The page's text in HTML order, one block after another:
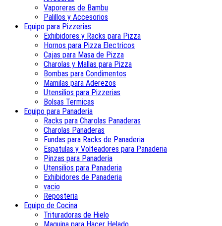
Vaporeras de Bambu
Palillos y Accesorios
Equipo para Pizzerias
Exhibidores y Racks para Pizza
Hornos para Pizza Electricos
Cajas para Masa de Pizza
Charolas y Mallas para Pizza
Bombas para Condimentos
Mamilas para Aderezos
Utensilios para Pizzerias
Bolsas Termicas
Equipo para Panaderia
Racks para Charolas Panaderas
Charolas Panaderas
Fundas para Racks de Panaderia
Espatulas y Volteadores para Panaderia
Pinzas para Panaderia
Utensilios para Panaderia
Exhibidores de Panaderia
vacio
Reposteria
Equipo de Cocina
Trituradoras de Hielo